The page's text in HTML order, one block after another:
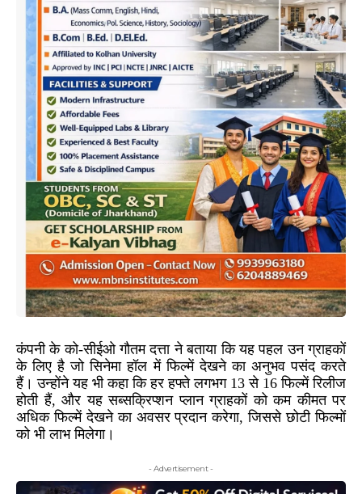
कंपनी के को-सीईओ गौतम दत्ता ने बताया कि यह पहल उन ग्राहकों
के लिए है जो सिनेमा हॉल में फिल्में देखने का अनुभव पसंद करते
हैं। उन्होंने यह भी कहा कि हर हफ्ते लगभग 13 से 16 फिल्में रिलीज
होती हैं, और यह सब्सक्रिप्शन प्लान ग्राहकों को कम कीमत पर
अधिक फिल्में देखने का अवसर प्रदान करेगा, जिससे छोटी फिल्मों
को भी लाभ मिलेगा।
- Advertisement -